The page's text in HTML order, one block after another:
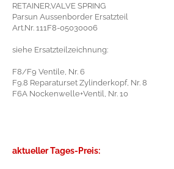
RETAINER,VALVE SPRING
Parsun Aussenborder Ersatzteil
Art.Nr. 111F8-05030006
siehe Ersatzteilzeichnung:
F8/F9 Ventile, Nr. 6
F9.8 Reparaturset Zylinderkopf, Nr. 8
F6A Nockenwelle+Ventil, Nr. 10
aktueller Tages-Preis: